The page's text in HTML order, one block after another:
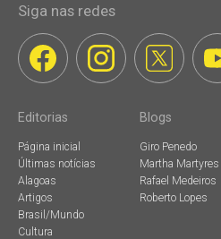
Siga nas redes
Editorias
Página inicial
Últimas notícias
Alagoas
Artigos
Brasil/Mundo
Cultura
Blogs
Giro Penedo
Martha Martyres
Rafael Medeiros
Roberto Lopes